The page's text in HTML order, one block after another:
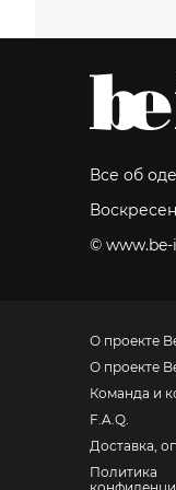
Все об
© www.be-
О проекте
О проекте
Команда и
F.A.Q.
Доставка,
Политика